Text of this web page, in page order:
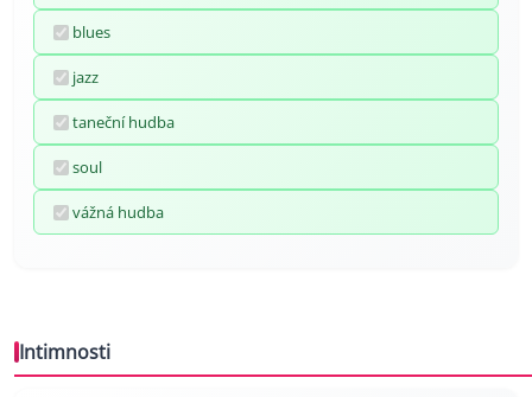
blues
jazz
taneční hudba
soul
vážná hudba
Intimnosti